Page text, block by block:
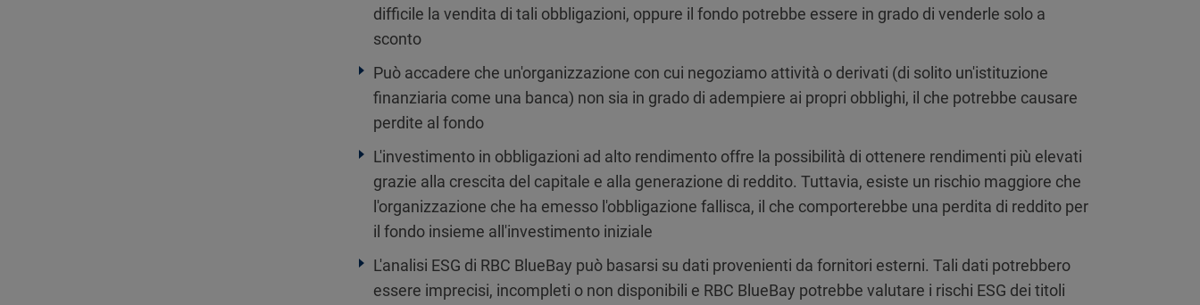
difficile la vendita di tali obbligazioni, oppure il fondo potrebbe essere in grado di venderle solo a
sconto
Può accadere che un'organizzazione con cui negoziamo attività o derivati (di solito un'istituzione
finanziaria come una banca) non sia in grado di adempiere ai propri obblighi, il che potrebbe causare
perdite al fondo
L'investimento in obbligazioni ad alto rendimento offre la possibilità di ottenere rendimenti più elevati
grazie alla crescita del capitale e alla generazione di reddito. Tuttavia, esiste un rischio maggiore che
l'organizzazione che ha emesso l'obbligazione fallisca, il che comporterebbe una perdita di reddito per
il fondo insieme all'investimento iniziale
L'analisi ESG di RBC BlueBay può basarsi su dati provenienti da fornitori esterni. Tali dati potrebbero
essere imprecisi, incompleti o non disponibili e RBC BlueBay potrebbe valutare i rischi ESG dei titoli